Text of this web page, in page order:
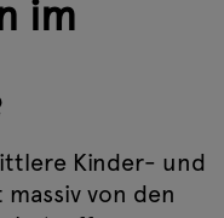
im
Kinder- und
von den